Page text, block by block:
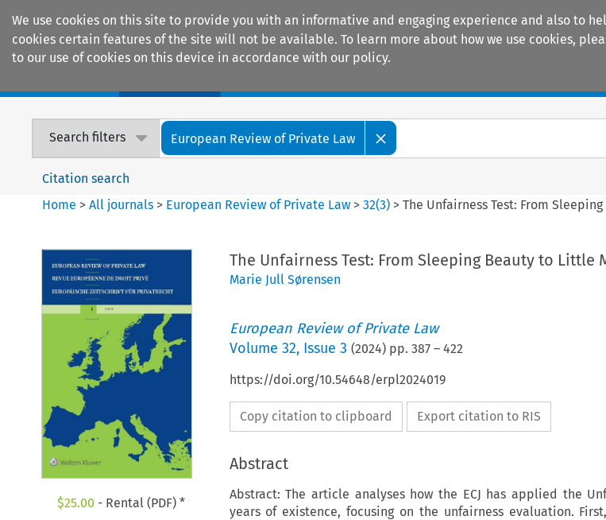
We use cookies on this site to provide you with an informative and engaging experience and also to
cookies certain features of the site will not be available. To learn more about how we use cookies,
to our use of cookies on this device in accordance with our policy.
Search filters European Review of Private Law
Citation search
Home >All journals > European Review of Private Law >32(3) >The Unfairness Test: From
$25.00 - Rental (PDF) *
The Unfairness Test: From Sleeping Beauty to Little
Marie Jull Sørensen
European Review of Private Law
Volume 32, Issue 3 (2024) pp. 387– 422
https://doi.org/10.54648/erpl2024019
Copy citation to clipboard Export citation to RIS
Abstract
Abstract: The article analyses how the ECJ has applied the
years of existence, focusing on the unfairness evaluation.